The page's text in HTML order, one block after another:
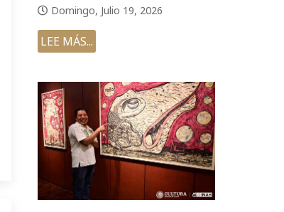
Domingo, Julio 19, 2026
LEE MÁS...